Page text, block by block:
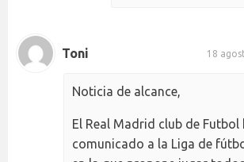
Toni 18
Noticia de alcance,
El Real Madrid club de Futbol
comunicado a la Liga de